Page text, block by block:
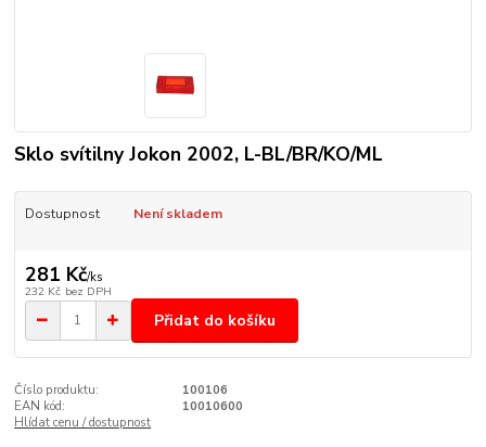
Sklo svítilny Jokon 2002, L-BL/BR/KO/ML
Dostupnost Není skladem
281 Kč/ks
232 Kč bez DPH
Přidat do košíku
Číslo produktu:
100106
EAN kód:
10010600
Hlídat cenu / dostupnost